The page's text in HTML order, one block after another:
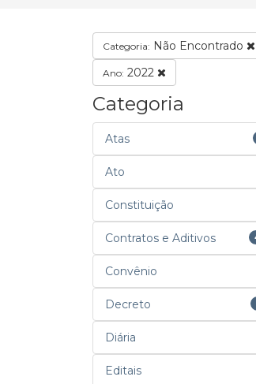
Categoria: Não Encontrado
Ano: 2022
Categoria
Atas
Ato
Constituição
Contratos e Aditivos
Convênio
Decreto
Diária
Editais